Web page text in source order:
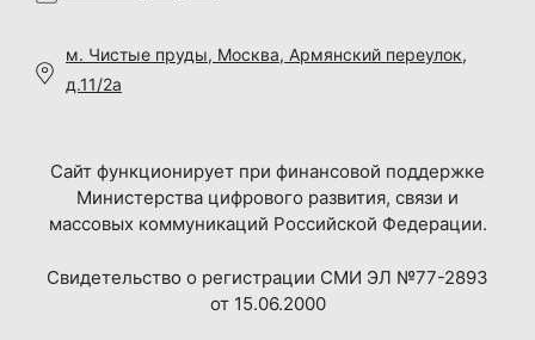
м. Чистые пруды, Москва, Армянский переулок,
д.11/2а
Сайт функционирует при финансовой поддержке
Министерства цифрового развития, связи и
массовых коммуникаций Российской Федерации.
Свидетельство о регистрации СМИ ЭЛ №77-2893
от 15.06.2000